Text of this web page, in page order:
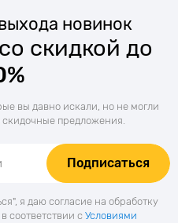
новинок
скидкой до
вы давно искали, но не могли
предложения.
Подписаться
я даю согласие на обработку
соответствии с Условиями